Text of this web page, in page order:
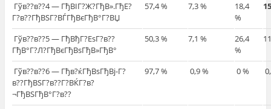
Гўв??в??4 — ГђВІГ?Ж?ГђВ».ГђЕ?
Г?в??ГђВЅГ?ВЃГђВєГђВ°Г?ВЏ
57,4 % 7,3 %
18,4
%
Гўв??в??5 — ГђВђГ?ЕѕГ?в??
ГђВ°Г?Л?ГђВєГђВѕГђВ»ГђВ°
50,3 % 7,1 %
26,4
%
Гўв??в??6 — Гђв?ќГђВѕГђВј-Г?
в??ГђВЅГ?в??Г?ВЌГ?в?
¬ГђВЅГђВ°Г?в??
97,7 % 0,9 % 0 %